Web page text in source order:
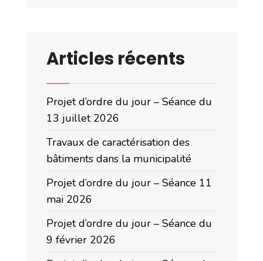
Articles récents
Projet d’ordre du jour – Séance du
13 juillet 2026
Travaux de caractérisation des
bâtiments dans la municipalité
Projet d’ordre du jour – Séance 11
mai 2026
Projet d’ordre du jour – Séance du
9 février 2026